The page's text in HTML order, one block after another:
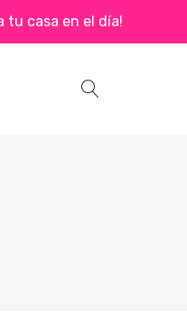
tu casa en el día!